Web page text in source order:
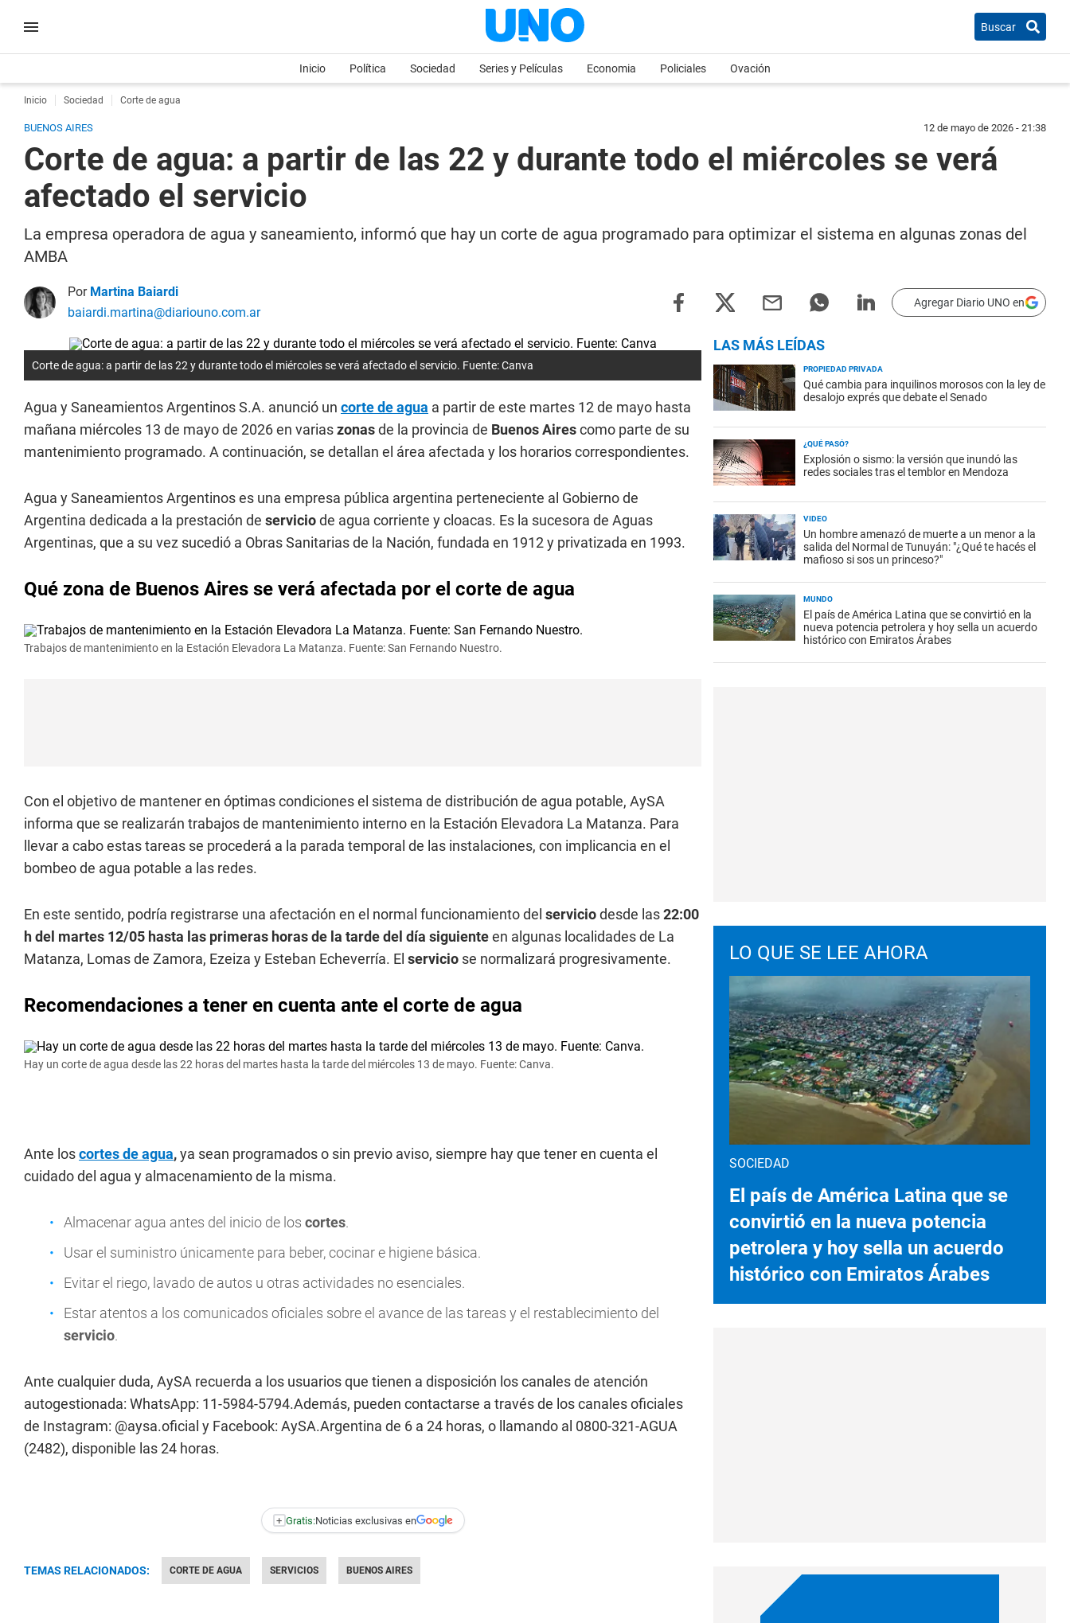
Buscar
Inicio Política Sociedad Series y Películas Economia Policiales Ovación
Inicio Sociedad Corte de agua
BUENOS AIRES 12 de mayo de 2026 - 21:38
Corte de agua: a partir de las 22 y durante todo el miércoles se verá
afectado el servicio
La empresa operadora de agua y saneamiento, informó que hay un corte de agua programado para optimizar el sistema en algunas zonas del
AMBA
Por Martina Baiardi
baiardi.martina@diariouno.com.ar
Agregar Diario UNO en
Corte de agua: a partir de las 22 y durante todo el miércoles se verá afectado el servicio. Fuente: Canva
Agua y Saneamientos Argentinos S.A. anunció un corte de agua a partir de este martes 12 de mayo hasta
mañana miércoles 13 de mayo de 2026 en variaszonasde la provincia de Buenos Airescomo parte de su
mantenimiento programado. A continuación, se detallan el área afectada y los horarios correspondientes.
Agua y Saneamientos Argentinos es una empresa pública argentina perteneciente al Gobierno de
Argentina dedicada a la prestación de serviciode agua corriente y cloacas. Es la sucesora de Aguas
Argentinas, que a su vez sucedió a Obras Sanitarias de la Nación, fundada en 1912 y privatizada en 1993.
Qué zona de Buenos Aires se verá afectada por el corte de agua
Trabajos de mantenimiento en la Estación Elevadora La Matanza. Fuente: San Fernando Nuestro.
Con el objetivo de mantener en óptimas condiciones el sistema de distribución de agua potable, AySA
informa que se realizarán trabajos de mantenimiento interno en la Estación Elevadora La Matanza. Para
llevar a cabo estas tareas se procederá a la parada temporal de las instalaciones, con implicancia en el
bombeo de agua potable a las redes.
En este sentido, podría registrarse una afectación en el normal funcionamiento del serviciodesde las22:00
h del martes 12/05 hasta las primeras horas de la tarde del día siguienteen algunas localidades de La
Matanza, Lomas de Zamora, Ezeiza y Esteban Echeverría. El servicio se normalizará progresivamente.
Recomendaciones a tener en cuenta ante el corte de agua
Hay un corte de agua desde las 22 horas del martes hasta la tarde del miércoles 13 de mayo. Fuente: Canva.
Ante loscortes de agua,ya sean programados o sin previo aviso, siempre hay que tener en cuenta el
cuidado del agua y almacenamiento de la misma.
Almacenar agua antes del inicio de los cortes.
Usar el suministro únicamente para beber, cocinar e higiene básica.
Evitar el riego, lavado de autos u otras actividades no esenciales.
Estar atentos a los comunicados oficiales sobre el avance de las tareas y el restablecimiento del
servicio.
Ante cualquier duda, AySA recuerda a los usuarios que tienen a disposición los canales de atención
autogestionada: WhatsApp: 11-5984-5794.Además, pueden contactarse a través de los canales oficiales
de Instagram: @aysa.oficial y Facebook: AySA.Argentina de 6 a 24 horas, o llamando al 0800-321-AGUA
(2482), disponible las 24 horas.
+ Gratis:Noticias exclusivas en
TEMAS RELACIONADOS: CORTE DE AGUA SERVICIOS BUENOS AIRES
LAS MÁS LEÍDAS
PROPIEDAD PRIVADA
Qué cambia para inquilinos morosos con la ley de
desalojo exprés que debate el Senado
¿QUÉ PASÓ?
Explosión o sismo: la versión que inundó las
redes sociales tras el temblor en Mendoza
VIDEO
Un hombre amenazó de muerte a un menor a la
salida del Normal de Tunuyán: "¿Qué te hacés el
mafioso si sos un princeso?"
MUNDO
El país de América Latina que se convirtió en la
nueva potencia petrolera y hoy sella un acuerdo
histórico con Emiratos Árabes
LO QUE SE LEE AHORA
SOCIEDAD
El país de América Latina que se
convirtió en la nueva potencia
petrolera y hoy sella un acuerdo
histórico con Emiratos Árabes